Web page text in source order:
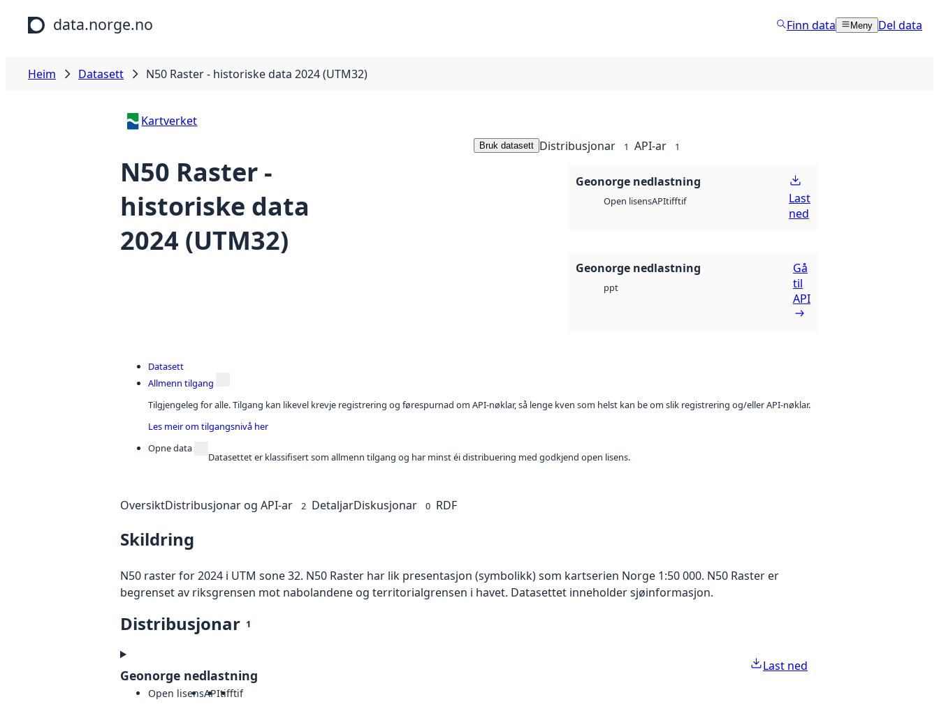
Hopp til hovudinnhald
data.norge.no Finn data Meny Del data
Heim Datasett N50 Raster - historiske data 2024 (UTM32)
Kartverket
N50 Raster -
historiske data
2024 (UTM32)
Bruk datasett Distribusjonar 1 API-ar 1
Geonorge nedlastning
Open lisensAPItifftif
Last
ned
Geonorge nedlastning
ppt
Gå
til
API
Datasett
Allmenn tilgang
Tilgjengeleg for alle. Tilgang kan likevel krevje registrering og førespurnad om API-nøklar, så lenge kven som helst kan be om slik registrering og/eller API-nøklar.
Les meir om tilgangsnivå her
Opne data
Datasettet er klassifisert som allmenn tilgang og har minst éi distribuering med godkjend open lisens.
OversiktDistribusjonar og API-ar 2 DetaljarDiskusjonar 0 RDF
Skildring
N50 raster for 2024 i UTM sone 32. N50 Raster har lik presentasjon (symbolikk) som kartserien Norge 1:50 000. N50 Raster er
begrenset av riksgrensen mot nabolandene og territorialgrensen i havet. Datasettet inneholder sjøinformasjon.
Distribusjonar 1
Geonorge nedlastning
Open lisensAPItifftif
Last ned